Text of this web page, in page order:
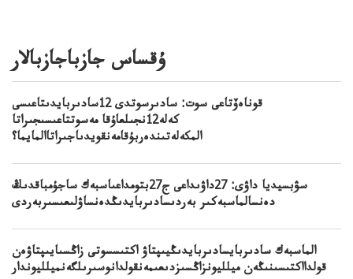
ۇقساس جازباجازبالار
قوناەۆتاعى سوت: سادىرسوتدى 12سادىربايدىتاعىسى
كەلە12نجىلعاۇقا مەسوتتاعىسىجىراتا
المكەلەتىندەربۇقامەنقويدىاجىراتاالمايما؟
سۋبسيديا داۋى: 27داۋىداعى ج27بتومداعىاسبەك ساجۇمباقدىڭ
دەنسالماسبەكىر بەردىسادىربايدىڭدەنساۋلىعىسىربەردى
الماسبەك سادىربايسادىربايدىڭيىپتاۋ اكتىسسوتى زاڭسىايىپتاۋەن
قولدااكتىسىنىڭەن ميلليونزاڭسىزدىعىمەنقولدانوسىرىلگەنميلليوندار